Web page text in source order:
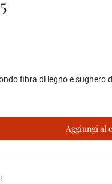
fibra di legno e sughero
Aggiungi al